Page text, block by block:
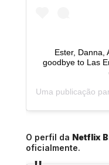
Ester, Danna,
goodbye to Las
Uma publicação
O perfil da Netflix
oficialmente.